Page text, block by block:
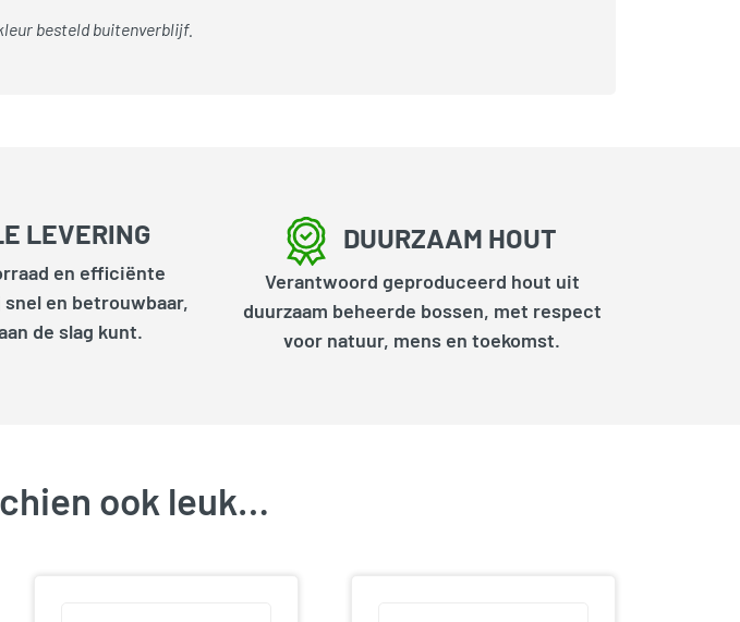
besteld buitenverblijf.
LEVERING
en efficiënte
en betrouwbaar,
de slag kunt.
DUURZAAM HOUT
Verantwoord geproduceerd hout uit
duurzaam beheerde bossen, met respect
voor natuur, mens en toekomst.
ook leuk…